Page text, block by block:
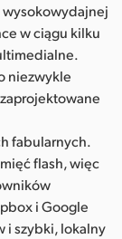
wysokowydajnej
w ciągu kilku
niezwykle
fabularnych.
flash, więc
i Google
i szybki, lokalny